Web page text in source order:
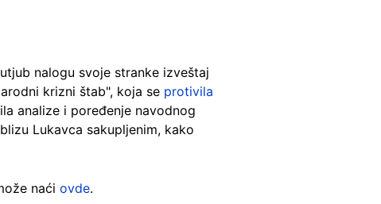
nalogu svoje stranke izveštaj
krizni štab", koja se protivila
analize i poređenje navodnog
Lukavca sakupljenim, kako
naći ovde.